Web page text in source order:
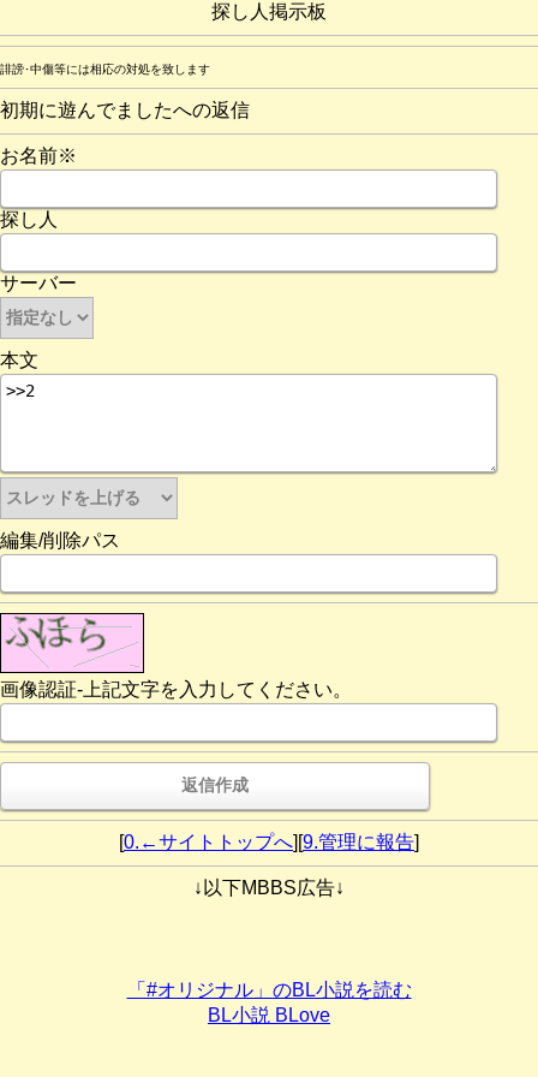
探し人掲示板
誹謗･中傷等には相応の対処を致します
初期に遊んでましたへの返信
お名前※
探し人
サーバー
本文
編集/削除パス
画像認証-上記文字を入力してください。
[0.←サイトトップへ][9.管理に報告]
↓以下MBBS広告↓
「#オリジナル」のBL小説を読む
BL小説 BLove